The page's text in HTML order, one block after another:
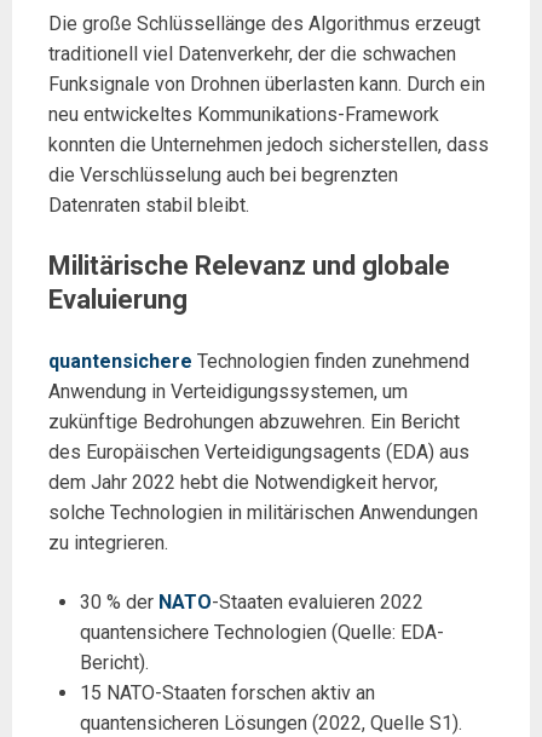
Die große Schlüssellänge des Algorithmus erzeugt
traditionell viel Datenverkehr, der die schwachen
Funksignale von Drohnen überlasten kann. Durch ein
neu entwickeltes Kommunikations-Framework
konnten die Unternehmen jedoch sicherstellen, dass
die Verschlüsselung auch bei begrenzten
Datenraten stabil bleibt.
Militärische Relevanz und globale
Evaluierung
quantensichere Technologien finden zunehmend
Anwendung in Verteidigungssystemen, um
zukünftige Bedrohungen abzuwehren. Ein Bericht
des Europäischen Verteidigungsagents (EDA) aus
dem Jahr 2022 hebt die Notwendigkeit hervor,
solche Technologien in militärischen Anwendungen
zu integrieren.
30 % der NATO-Staaten evaluieren 2022
quantensichere Technologien (Quelle: EDA-
Bericht).
15 NATO-Staaten forschen aktiv an
quantensicheren Lösungen (2022, Quelle S1).